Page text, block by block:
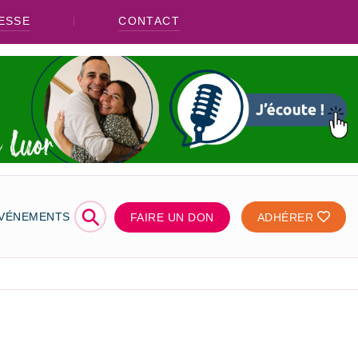
CONTACT
⚲ FAIRE UN DON ADHÉRER